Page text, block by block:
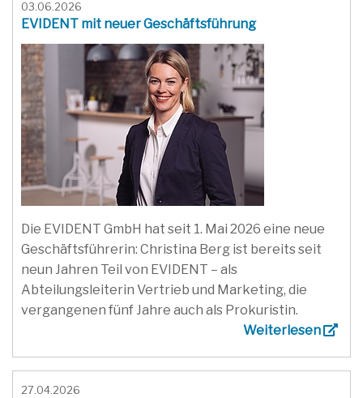
03.06.2026
EVIDENT mit neuer Geschäftsführung
Die EVIDENT GmbH hat seit 1. Mai 2026 eine neue
Geschäftsführerin: Christina Berg ist bereits seit
neun Jahren Teil von EVIDENT – als
Abteilungsleiterin Vertrieb und Marketing, die
vergangenen fünf Jahre auch als Prokuristin.
Weiterlesen
27.04.2026